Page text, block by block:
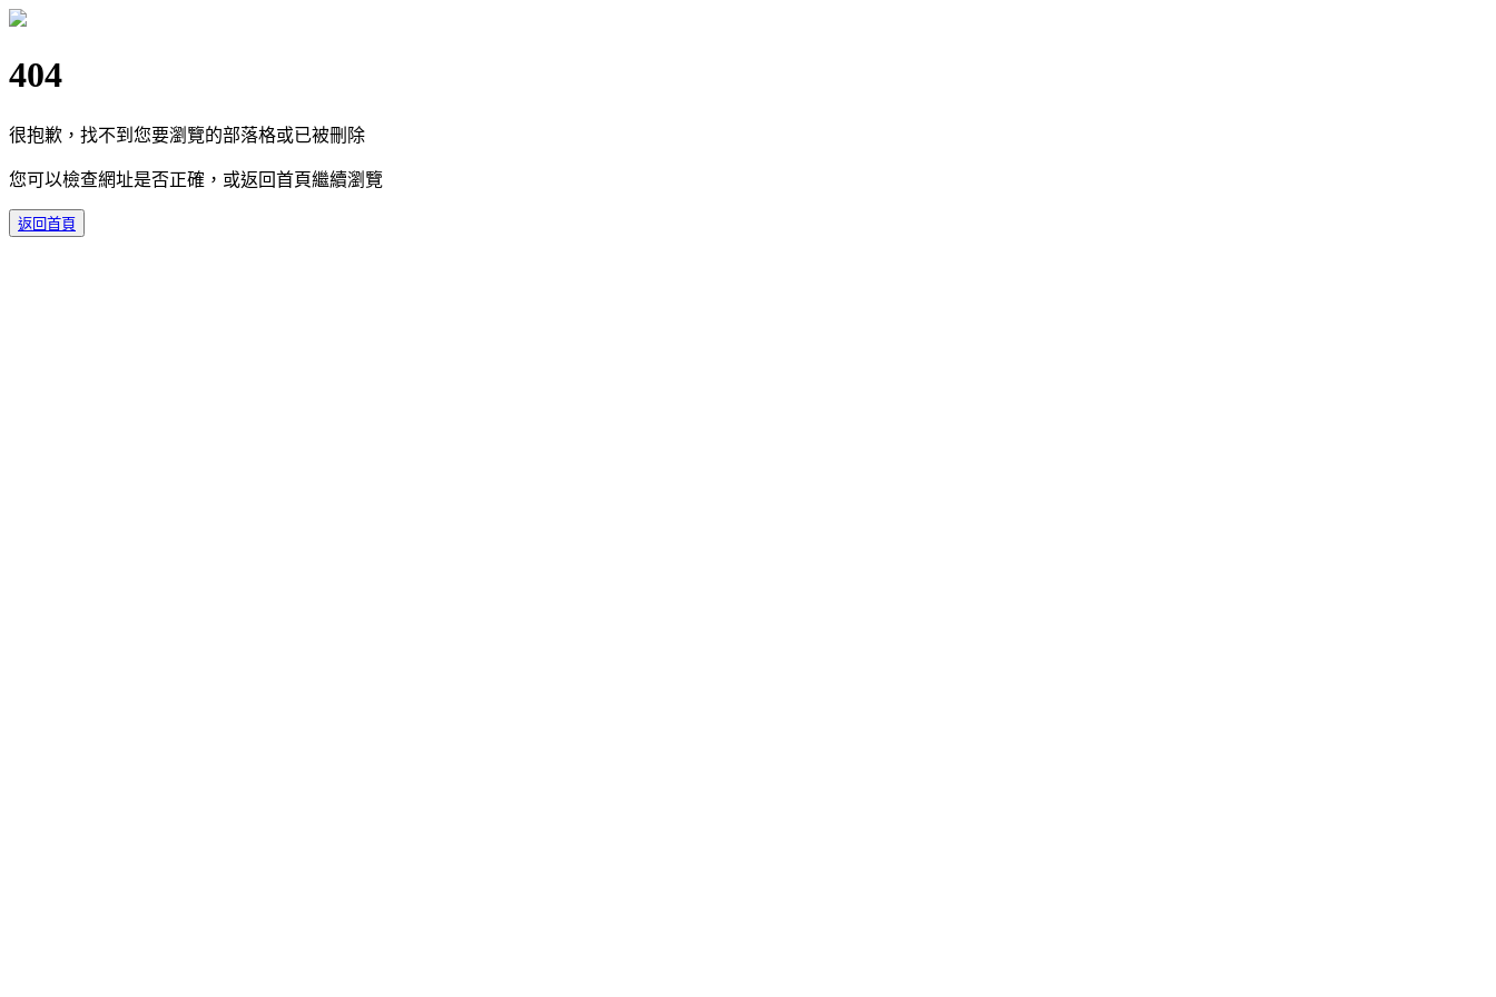
404
很抱歉，找不到您要瀏覽的部落格或已被刪除
您可以檢查網址是否正確，或返回首頁繼續瀏覽
返回首頁